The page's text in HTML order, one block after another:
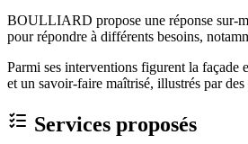
BOULLIARD propose une réponse sur-
pour répondre à différents besoins,
Parmi ses interventions figurent la
et un savoir-faire maîtrisé, illustrés par
Services proposés